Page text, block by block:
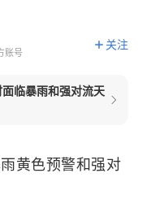
账号
关注
临暴雨和强对流天
黄色预警和强对